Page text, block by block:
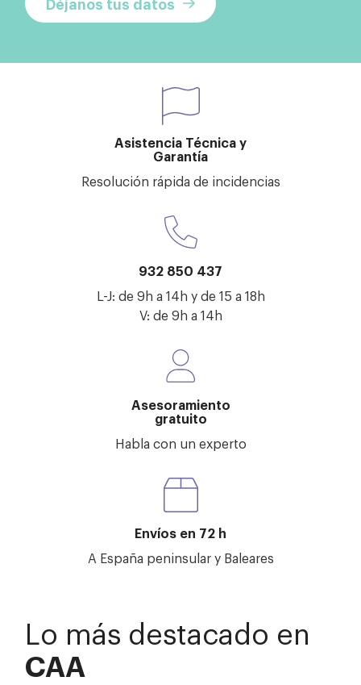
Asistencia Técnica y
Garantía
Resolución rápida de incidencias
932 850 437
L-J: de 9h a 14h y de 15 a 18h
V: de 9h a 14h
Asesoramiento
gratuito
Habla con un experto
Envíos en 72 h
A España peninsular y Baleares
Lo más destacado en
CAA